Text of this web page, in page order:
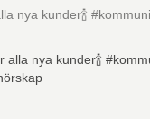
nya kunder🍾